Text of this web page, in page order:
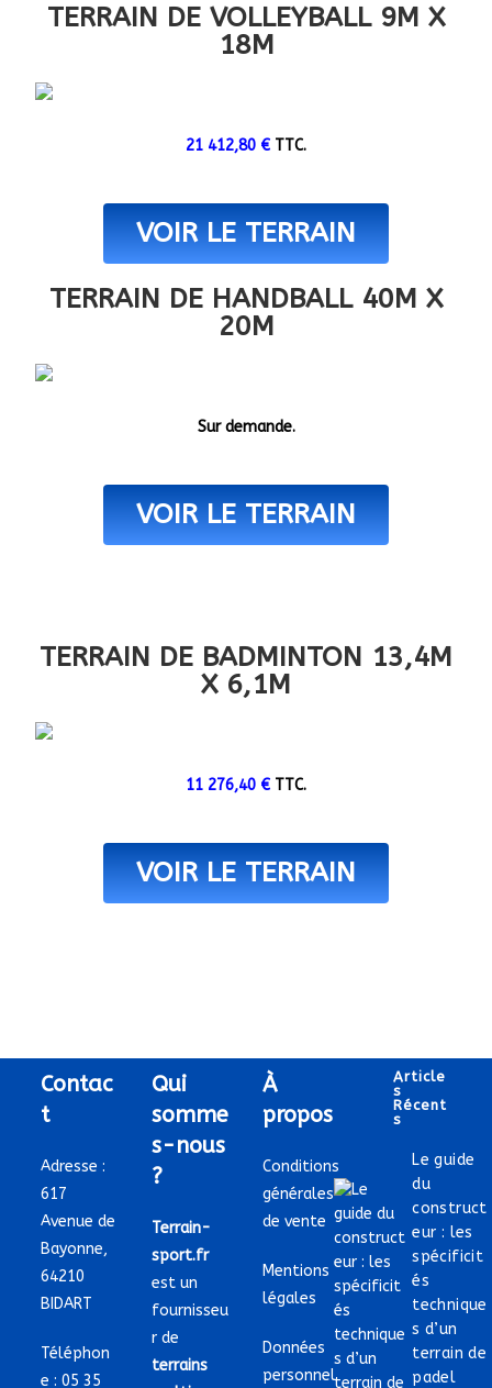
TERRAIN DE VOLLEYBALL 9M X
18M
21 412,80 € TTC.
VOIR LE TERRAIN
TERRAIN DE HANDBALL 40M X
20M
Sur demande.
VOIR LE TERRAIN
TERRAIN DE BADMINTON 13,4M
X 6,1M
11 276,40 € TTC.
VOIR LE TERRAIN
Contac
t
Adresse :
617
Avenue de
Bayonne,
64210
BIDART
Téléphon
e :05 35
Qui
somme
s-nous
?
Terrain-
sport.fr
est un
fournisseu
r de
terrains
À
propos
Conditions
générales
de vente
Mentions
légales
Données
personnel
Article
S
Récent
S
Le guide
du
construct
eur : les
spécificit
és
technique
s d’un
terrain de
padel